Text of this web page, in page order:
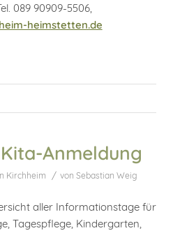
089 90909-5506,
heimstetten.de
Anmeldung
Kirchheim / von Sebastian Weig
aller Informationstage für
Tagespflege, Kindergarten,